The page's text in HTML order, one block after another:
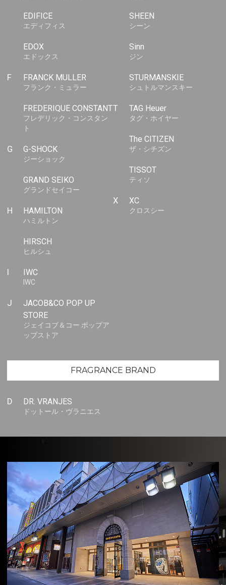
EDIFICE
エディフィス
EDOX
エドックス
F FRANCK MULLER
フランク・ミュラー
FREDERIQUE CONSTANT
フレデリック・コンスタン
ト
G G-SHOCK
ジーショック
GRAND SEIKO
グランドセイコー
H HAMILTON
ハミルトン
HIRSCH
ヒルシュ
IWC
IWC
J
JACOB&CO POP UP
STORE
ジェイコブ＆コー ポップア
ップストア
SHEEN
シーン
Sinn
ジン
STURMANSKIE
シュトルマンスキー
T TAG Heuer
タグ・ホイヤー
The CITIZEN
ザ・シチズン
TISSOT
ティソ
X XC
クロスシー
FRAGRANCE BRAND
D DR. VRANJES
ドットール・ヴラニエス